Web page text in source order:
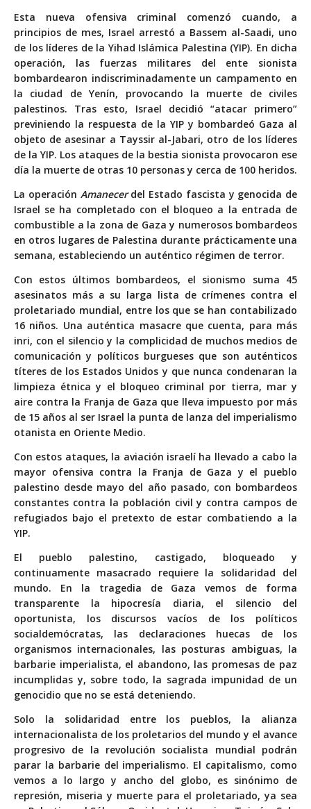
Esta nueva ofensiva criminal comenzó cuando, a
principios de mes, Israel arrestó a Bassem al-Saadi, uno
de los líderes de la Yihad Islámica Palestina (YIP). En dicha
operación, las fuerzas militares del ente sionista
bombardearon indiscriminadamente un campamento en
la ciudad de Yenín, provocando la muerte de civiles
palestinos. Tras esto, Israel decidió “atacar primero”
previniendo la respuesta de la YIP y bombardeó Gaza al
objeto de asesinar a Tayssir al-Jabari, otro de los líderes
de la YIP. Los ataques de la bestia sionista provocaron ese
día la muerte de otras 10 personas y cerca de 100 heridos.
La operación Amanecerdel Estado fascista y genocida de
Israel se ha completado con el bloqueo a la entrada de
combustible a la zona de Gaza y numerosos bombardeos
en otros lugares de Palestina durante prácticamente una
semana, estableciendo un auténtico régimen de terror.
Con estos últimos bombardeos, el sionismo suma 45
asesinatos más a su larga lista de crímenes contra el
proletariado mundial, entre los que se han contabilizado
16 niños. Una auténtica masacre que cuenta, para más
inri, con el silencio y la complicidad de muchos medios de
comunicación y políticos burgueses que son auténticos
títeres de los Estados Unidos y que nunca condenaran la
limpieza étnica y el bloqueo criminal por tierra, mar y
aire contra la Franja de Gaza que lleva impuesto por más
de 15 años al ser Israel la punta de lanza del imperialismo
otanista en Oriente Medio.
Con estos ataques, la aviación israelí ha llevado a cabo la
mayor ofensiva contra la Franja de Gaza y el pueblo
palestino desde mayo del año pasado, con bombardeos
constantes contra la población civil y contra campos de
refugiados bajo el pretexto de estar combatiendo a la
YIP.
El pueblo palestino, castigado, bloqueado y
continuamente masacrado requiere la solidaridad del
mundo. En la tragedia de Gaza vemos de forma
transparente la hipocresía diaria, el silencio del
oportunista, los discursos vacíos de los políticos
socialdemócratas, las declaraciones huecas de los
organismos internacionales, las posturas ambiguas, la
barbarie imperialista, el abandono, las promesas de paz
incumplidas y, sobre todo, la sagrada impunidad de un
genocidio que no se está deteniendo.
Solo la solidaridad entre los pueblos, la alianza
internacionalista de los proletarios del mundo y el avance
progresivo de la revolución socialista mundial podrán
parar la barbarie del imperialismo. El capitalismo, como
vemos a lo largo y ancho del globo, es sinónimo de
represión, miseria y muerte para el proletariado, ya sea